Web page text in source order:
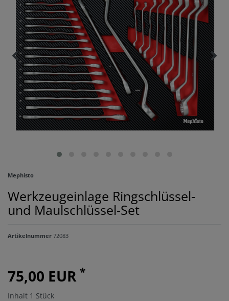
Mephisto
Werkzeugeinlage Ringschlüssel-
und Maulschlüssel-Set
Artikelnummer 72083
75,00 EUR *
Inhalt 1 Stück